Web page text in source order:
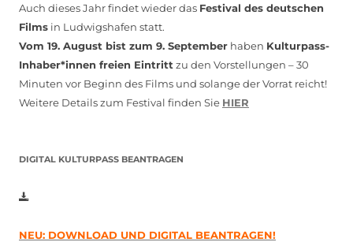
Auch dieses Jahr findet wieder das Festival des deutschen
Films in Ludwigshafen statt.
Vom 19. August bist zum 9. September haben Kulturpass-
Inhaber*innen freien Eintritt zu den Vorstellungen – 30
Minuten vor Beginn des Films und solange der Vorrat reicht!
Weitere Details zum Festival finden Sie HIER
DIGITAL KULTURPASS BEANTRAGEN
NEU: DOWNLOAD UND DIGITAL BEANTRAGEN!